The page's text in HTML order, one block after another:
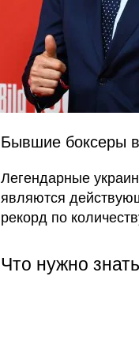
Бывшие боксеры
Легендарные
являются
рекорд по
Что нужно знать